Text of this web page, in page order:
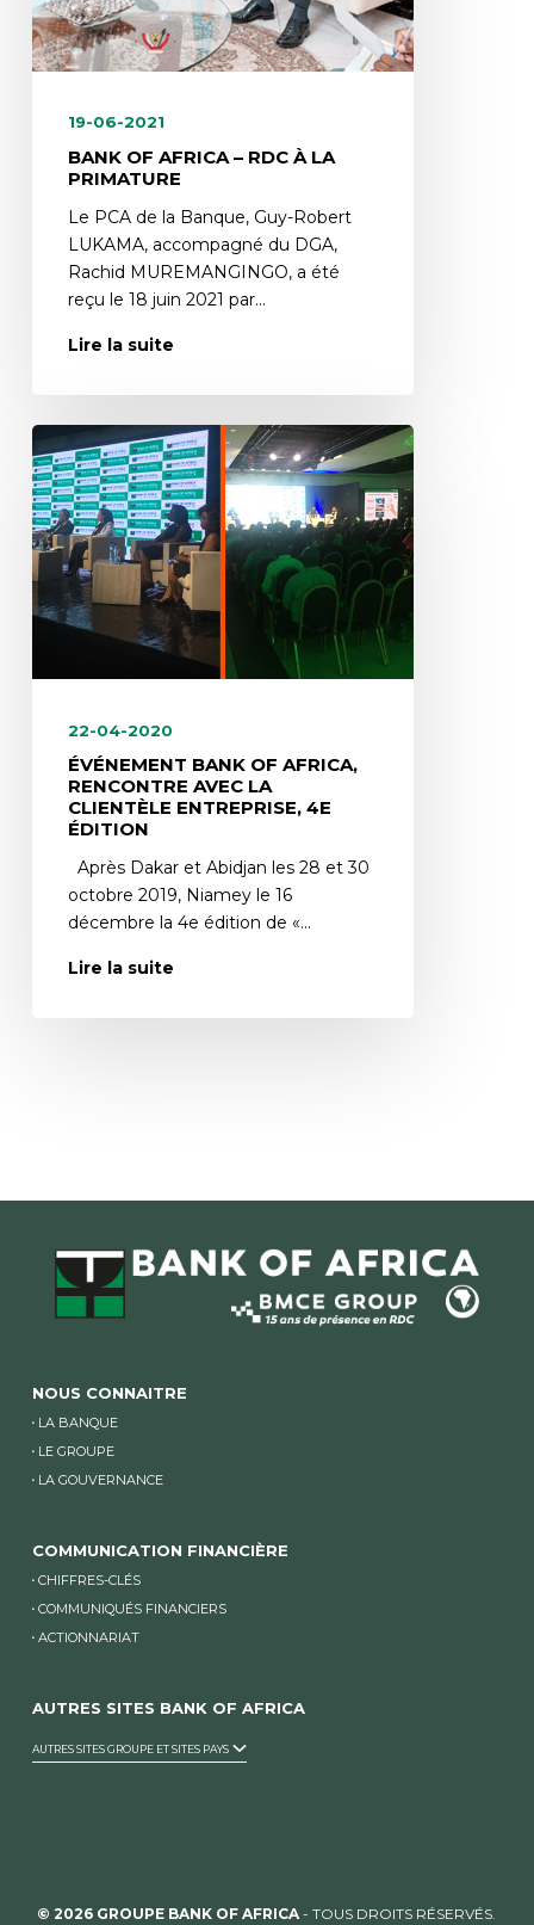
19-06-2021
BANK OF AFRICA – RDC À LA
PRIMATURE
Le PCA de la Banque, Guy-Robert
LUKAMA, accompagné du DGA,
Rachid MUREMANGINGO, a été
reçu le 18 juin 2021 par…
Lire la suite
22-04-2020
ÉVÉNEMENT BANK OF AFRICA,
RENCONTRE AVEC LA
CLIENTÈLE ENTREPRISE, 4E
ÉDITION
Après Dakar et Abidjan les 28 et 30
octobre 2019, Niamey le 16
décembre la 4e édition de «…
Lire la suite
NOUS CONNAITRE
LA BANQUE
LE GROUPE
LA GOUVERNANCE
COMMUNICATION FINANCIÈRE
CHIFFRES-CLÉS
COMMUNIQUÉS FINANCIERS
ACTIONNARIAT
AUTRES SITES BANK OF AFRICA
AUTRES SITES GROUPE ET SITES PAYS
© 2026 GROUPE BANK OF AFRICA - TOUS DROITS RÉSERVÉS.